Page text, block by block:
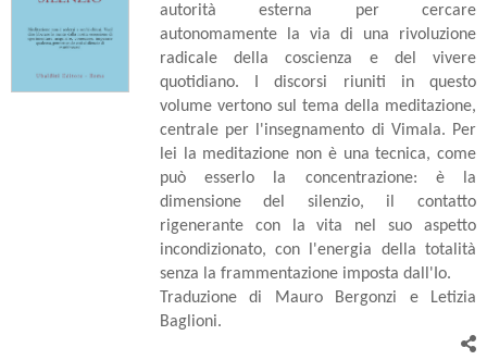
autorità esterna per cercare
autonomamente la via di una rivoluzione
radicale della coscienza e del vivere
quotidiano. I discorsi riuniti in questo
volume vertono sul tema della meditazione,
centrale per l'insegnamento di Vimala. Per
lei la meditazione non è una tecnica, come
può esserlo la concentrazione: è la
dimensione del silenzio, il contatto
rigenerante con la vita nel suo aspetto
incondizionato, con l'energia della totalità
senza la frammentazione imposta dall'Io.
Traduzione di Mauro Bergonzi e Letizia
Baglioni.